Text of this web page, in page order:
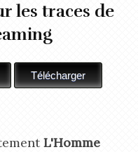
les traces de
L'Homme